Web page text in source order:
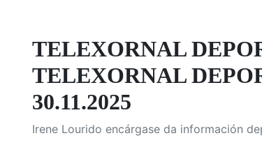
TELEXORNAL
TELEXORNAL
30.11.2025
Irene Lourido encárgase da información